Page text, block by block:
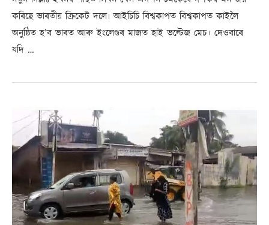
কৰিছে ভাৰতীয় ক্ৰিকেট দলে৷ আইচিচি বিশ্বকাপত বিশ্বকাপত কাইলৈ
অনুষ্ঠিত হ’ব ভাৰত আৰু ইংলেণ্ডৰ মাজত হাই ভল্টেজ মেচ। দেওবাৰে
যদি …